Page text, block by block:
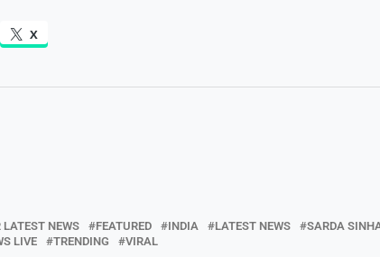
X
LATEST NEWS FEATURED INDIA LATEST NEWS
SARDA
LIVE TRENDING VIRAL